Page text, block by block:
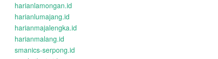
harianlamongan.id
harianlumajang.id
harianmajalengka.id
harianmalang.id
smanics-serpong.id